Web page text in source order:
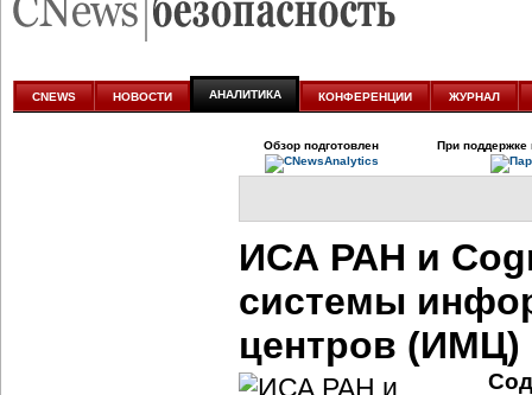
аналитике
CNEWS НОВОСТИ АНАЛИТИКА КОНФЕРЕНЦИИ ЖУРНАЛ
Обзор подготовлен При поддержке
ИСА РАН и
системы
центров (ИМЦ)